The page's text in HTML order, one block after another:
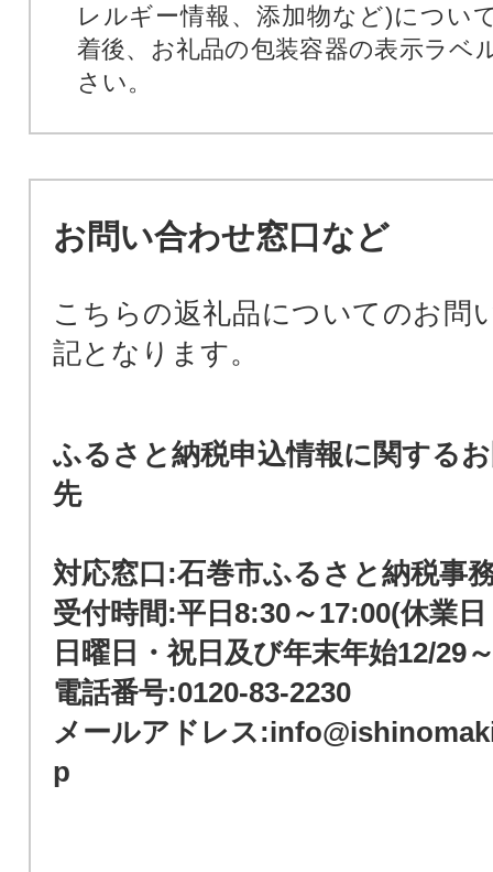
レルギー情報、添加物など)につい
着後、お礼品の包装容器の表示ラベ
さい。
お問い合わせ窓口など
こちらの返礼品についてのお問
記となります。
ふるさと納税申込情報に関する
先
対応窓口:石巻市ふるさと納税事
受付時間:平日8:30～17:00(休業
日曜日・祝日及び年末年始12/29
電話番号:0120-83-2230
メールアドレス
p